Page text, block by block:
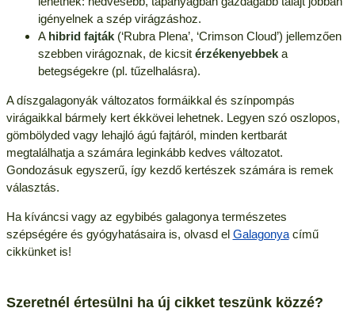
igényelnek a szép virágzáshoz.
A hibrid fajták(‘Rubra Plena’, ‘Crimson Cloud’) jellemzően
szebben virágoznak, de kicsit érzékenyebbeka
betegségekre (pl. tűzelhalásra).
A díszgalagonyák változatos formáikkal és színpompás
virágaikkal bármely kert ékkövei lehetnek. Legyen szó oszlopos,
gömbölyded vagy lehajló ágú fajtáról, minden kertbarát
megtalálhatja a számára leginkább kedves változatot.
Gondozásuk egyszerű, így kezdő kertészek számára is remek
választás.
Ha kíváncsi vagy az egybibés galagonya természetes
szépségére és gyógyhatásaira is, olvasd el Galagonyacímű
cikkünket is!
Szeretnél értesülni ha új cikket teszünk közzé?